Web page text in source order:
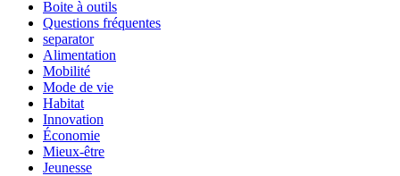
Boite à outils
Questions fréquentes
separator
Alimentation
Mobilité
Mode de vie
Habitat
Innovation
Économie
Mieux-être
Jeunesse